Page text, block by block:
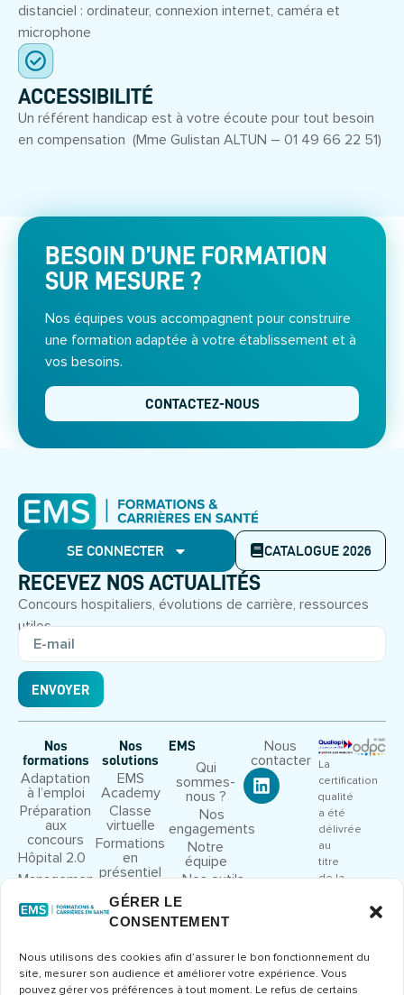
GÉRER LE
CONSENTEMENT
Nous utilisons des cookies afin d’assurer le bon fonctionnement du
site, mesurer son audience et améliorer votre expérience. Vous
pouvez gérer vos préférences à tout moment. Le refus de certains
distanciel : ordinateur, connexion internet, caméra et
microphone
ACCESSIBILITÉ
Un référent handicap est à votre écoute pour tout besoin
en compensation (Mme Gulistan ALTUN – 01 49 66 22 51)
BESOIN D’UNE FORMATION
SUR MESURE ?
Nos équipes vous accompagnent pour construire
une formation adaptée à votre établissement et à
vos besoins.
CONTACTEZ-NOUS
SE CONNECTER CATALOGUE 2026
RECEVEZ NOS ACTUALITÉS
Concours hospitaliers, évolutions de carrière, ressources
utiles.
ENVOYER
Nos
formations
Adaptation
à l’emploi
Préparation
aux
concours
Hôpital 2.0
Management
Droit et
Congrès et
séminaires
Nos
solutions
EMS
Academy
Classe
virtuelle
Formations
en
présentiel
EMS
Qui
sommes-
nous ?
Nos
engagements
Notre
équipe
Nos outils
pédagogiques
Nous
rejoindre
Nous
contacter
La
certification
qualité
a été
délivrée
au
titre
de la
ACTIONS
DE
FORMATION